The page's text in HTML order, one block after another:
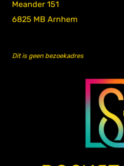
Meander 151
6825 MB Arnhem
Dit is geen bezoekadres